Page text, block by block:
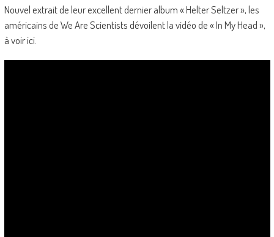
Nouvel extrait de leur excellent dernier album « Helter Seltzer », les
américains de We Are Scientists dévoilent la vidéo de « In My Head »,
à voir ici.